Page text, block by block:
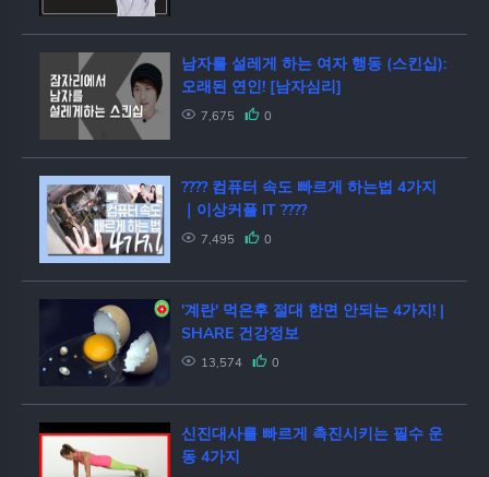
남자를 설레게 하는 여자 행동 (스킨십):
오래된 연인! [남자심리]
7,675 0
???? 컴퓨터 속도 빠르게 하는법 4가지
｜이상커플 IT ????
7,495 0
'계란' 먹은후 절대 한면 안되는 4가지! |
SHARE 건강정보
13,574 0
신진대사를 빠르게 촉진시키는 필수 운
동 4가지